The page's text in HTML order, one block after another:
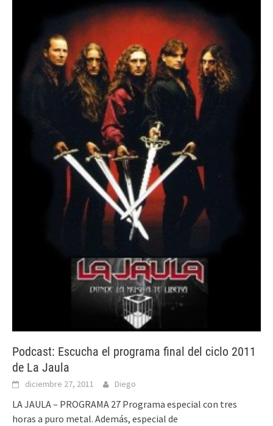
Podcast: Escucha el programa final del ciclo 2011
de La Jaula
diciembre 27, 2011 Diego
LA JAULA – PROGRAMA 27 Programa especial con tres
horas a puro metal. Además, especial de